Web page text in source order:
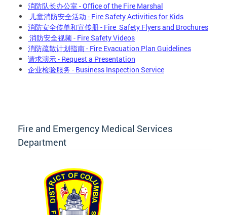
消防队长办公室 - Office of the Fire Marshal
儿童消防安全活动 - Fire Safety Activities for Kids
消防安全传单和宣传册 - Fire Safety Flyers and Brochures
消防安全视频 - Fire Safety Videos
消防疏散计划指南 - Fire Evacuation Plan Guidelines
请求演示 - Request a Presentation
企业检验服务 - Business Inspection Service
Fire and Emergency Medical Services
Department